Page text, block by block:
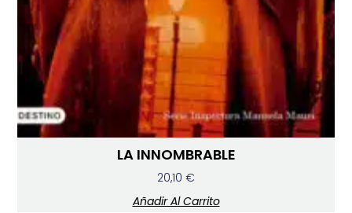
LA INNOMBRABLE
20,10 €
Añadir Al Carrito